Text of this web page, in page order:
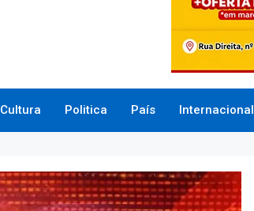
Cultura Politica País Internacional